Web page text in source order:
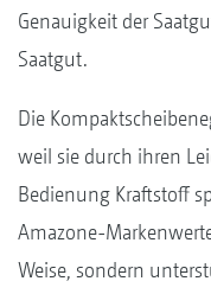
Genauigkeit der
Saatgut.
Die
weil sie durch ihren
Bedienung Kraftstoff
Amazone-
Weise, sondern